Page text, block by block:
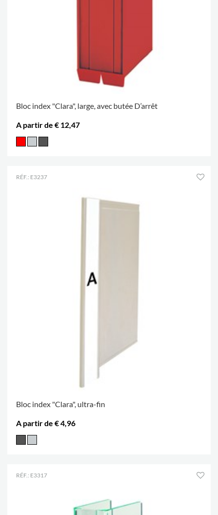
Bloc index "Clara", large, avec butée D’arrêt
A partir de € 12,47
RÉF.: E3237
Bloc index "Clara", ultra-fin
A partir de € 4,96
RÉF.: E3317